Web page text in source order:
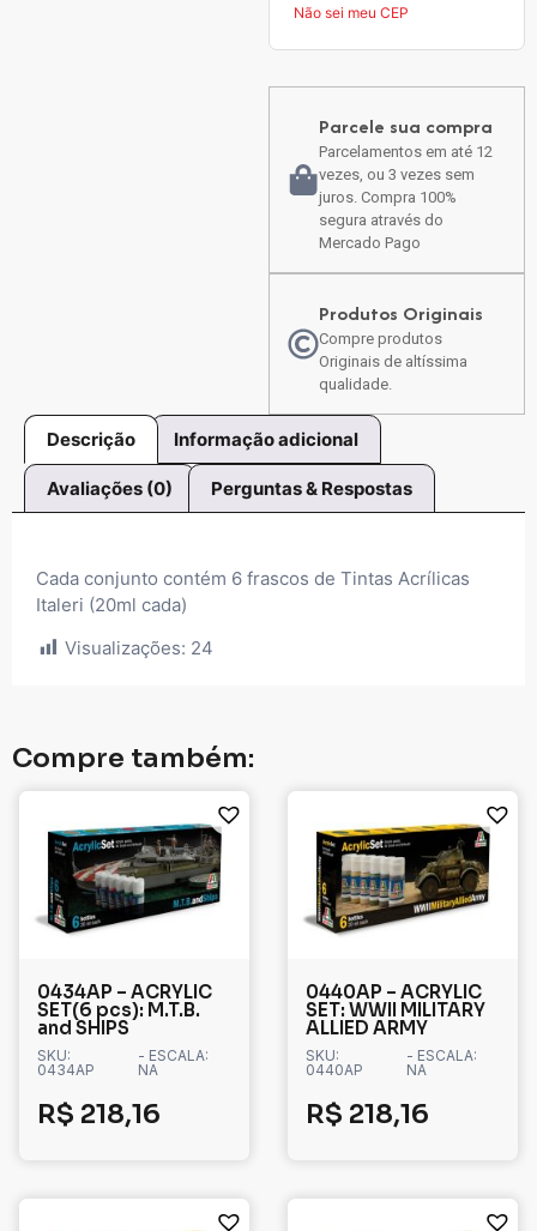
Não sei meu CEP
Parcele sua compra
Parcelamentos em até 12
vezes, ou 3 vezes sem
juros. Compra 100%
segura através do
Mercado Pago
Produtos Originais
Compre produtos
Originais de altíssima
qualidade.
Descrição Informação adicional
Avaliações (0) Perguntas & Respostas
Cada conjunto contém 6 frascos de Tintas Acrílicas
Italeri (20ml cada)
Visualizações: 24
Compre também:
0434AP – ACRYLIC
SET(6 pcs): M.T.B.
and SHIPS
SKU:
0434AP
- ESCALA:
NA
R$ 218,16
0440AP – ACRYLIC
SET: WWII MILITARY
ALLIED ARMY
SKU:
0440AP
- ESCALA:
NA
R$ 218,16